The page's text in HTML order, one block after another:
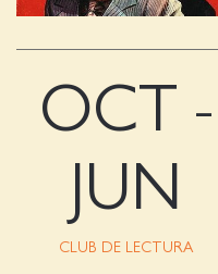
OCT -
JUN
CLUB DE LECTURA